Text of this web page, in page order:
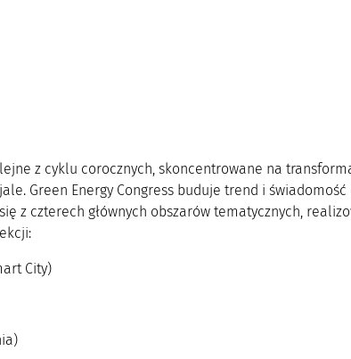
z cyklu corocznych, skoncentrowane na
Green Energy Congress buduje trend i
z czterech głównych obszarów tematycznych,
City)